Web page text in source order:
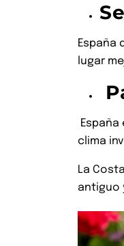
España
lugar
clima
La
antiguo